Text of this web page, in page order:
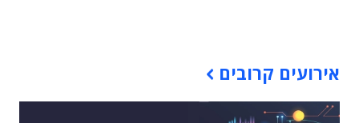
אירועים קרובים